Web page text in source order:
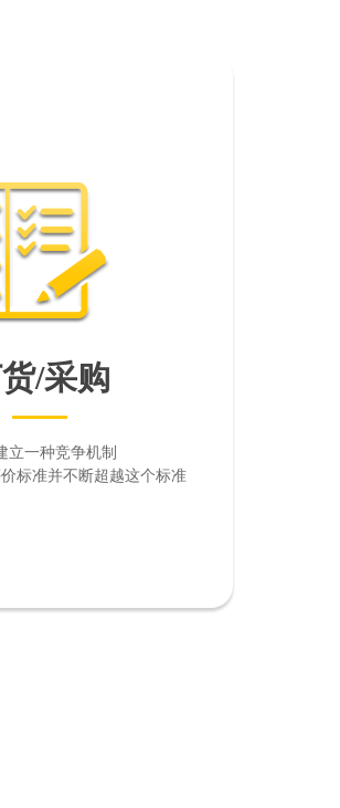
/采购
立一种竞争机制
标准并不断超越这个标准